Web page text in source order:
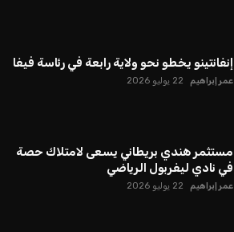
إنفانتينو يخطو نحو ولاية رابعة في رئاسة فيفا
عمر إبراهيم 22 يوليو 2026
مستثمر هندي بريطاني يسعى لامتلاك حصة
في نادي ليفربول الرياضي
عمر إبراهيم 22 يوليو 2026